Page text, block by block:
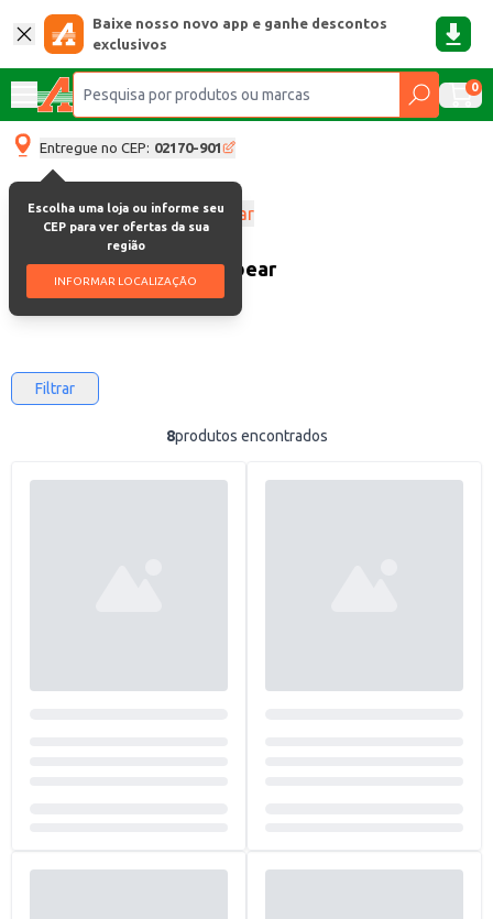
Baixe nosso novo app e ganhe descontos
exclusivos
0
Entregue no CEP: 02170-901
Escolha uma loja ou informe seu
CEP para ver ofertas da sua
região
INFORMAR LOCALIZAÇÃO
Creme e espuma de barbear
Creme E Espuma De Barbear
Filtrar
8produtos encontrados